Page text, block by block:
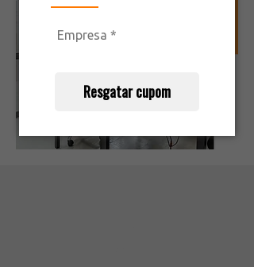
Resgatar cupom